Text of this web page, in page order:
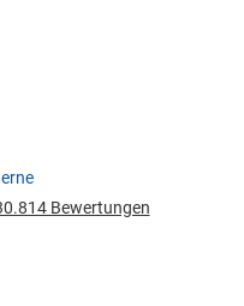
Bewertungen